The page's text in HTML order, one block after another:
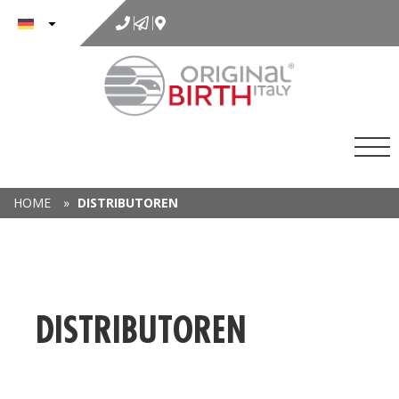
springen
HOME » DISTRIBUTOREN
DISTRIBUTOREN